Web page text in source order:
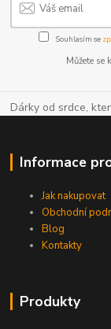
Souhlasím se
Můžete
Dárky od srdce,
Informace
Jak nakupovat
Obchodní
Blog
Kontakty
Produkty